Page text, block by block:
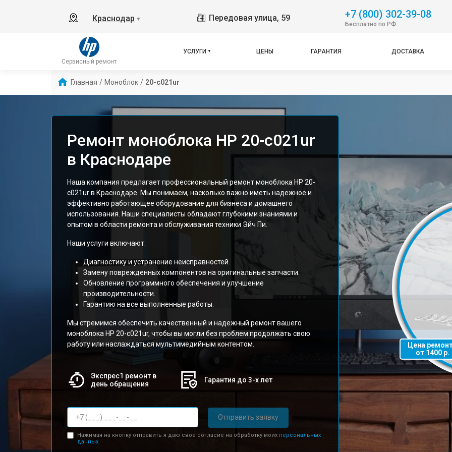
Краснодар ▼ Передовая улица, 59 +7 (800) 302-39-08
Бесплатно по РФ
Сервисный ремонт
УСЛУГИ ЦЕНЫ ГАРАНТИЯ ДОСТАВКА
Главная / Моноблок / 20-c021ur
Ремонт моноблока HP 20-c021ur
в Краснодаре
Наша компания предлагает профессиональный ремонт моноблока HP 20-
c021ur в Краснодаре. Мы понимаем, насколько важно иметь надежное и
эффективно работающее оборудование для бизнеса и домашнего
использования. Наши специалисты обладают глубокими знаниями и
опытом в области ремонта и обслуживания техники Эйч Пи.
Наши услуги включают:
Диагностику и устранение неисправностей.
Замену поврежденных компонентов на оригинальные запчасти.
Обновление программного обеспечения и улучшение
производительности.
Гарантию на все выполненные работы.
Мы стремимся обеспечить качественный и надежный ремонт вашего
моноблока HP 20-c021ur, чтобы вы могли без проблем продолжать свою
работу или наслаждаться мультимедийным контентом.
Экспрес1 ремонт в
день обращения
Гарантия до 3-х лет
Отправить заявку
Нажимая на кнопку отправить я даю свое согласие на обработку моих персональных
данных.
Цена
от 1400 р.